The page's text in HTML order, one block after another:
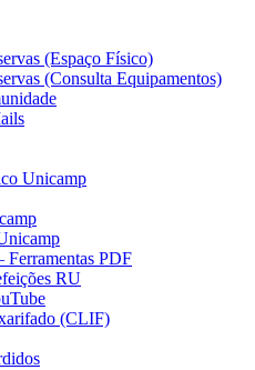
(Espaço Físico)
(Consulta Equipamentos)
Unicamp
PDF
RU
(CLIF)